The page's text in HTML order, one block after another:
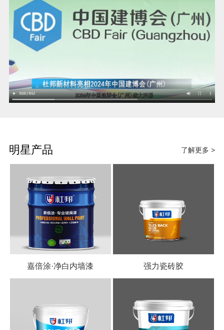
明星产品 了解更多 >
嘉倍涂·净白内墙漆 强力瓷砖胶